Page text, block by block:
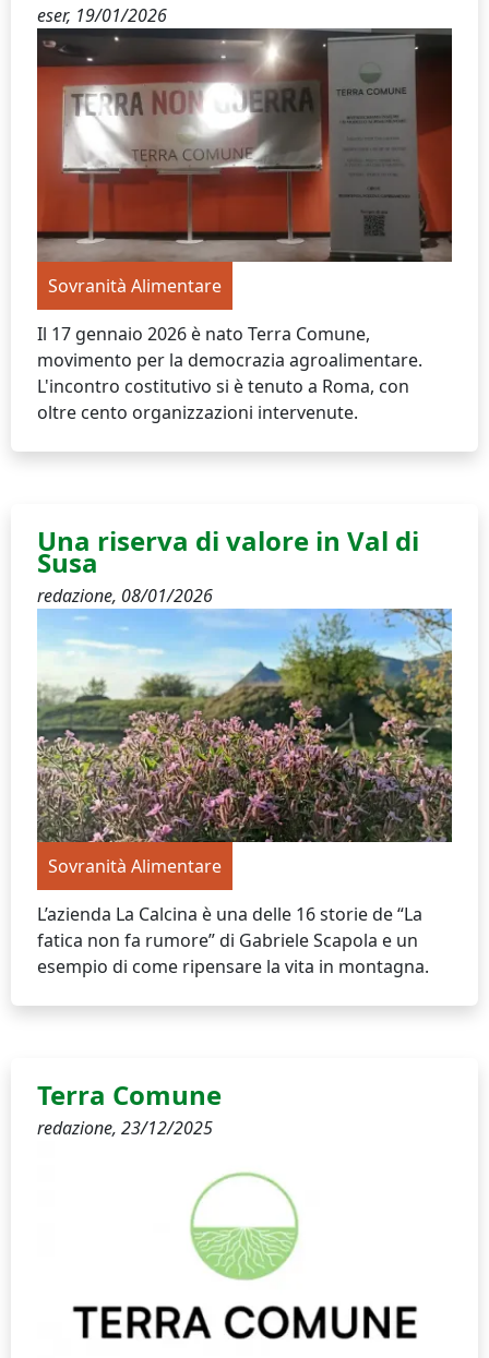
eser, 19/01/2026
Sovranità Alimentare
Il 17 gennaio 2026 è nato Terra Comune,
movimento per la democrazia agroalimentare.
L'incontro costitutivo si è tenuto a Roma, con
oltre cento organizzazioni intervenute.
Una riserva di valore in Val di
Susa
redazione, 08/01/2026
Sovranità Alimentare
L’azienda La Calcina è una delle 16 storie de “La
fatica non fa rumore” di Gabriele Scapola e un
esempio di come ripensare la vita in montagna.
Terra Comune
redazione, 23/12/2025